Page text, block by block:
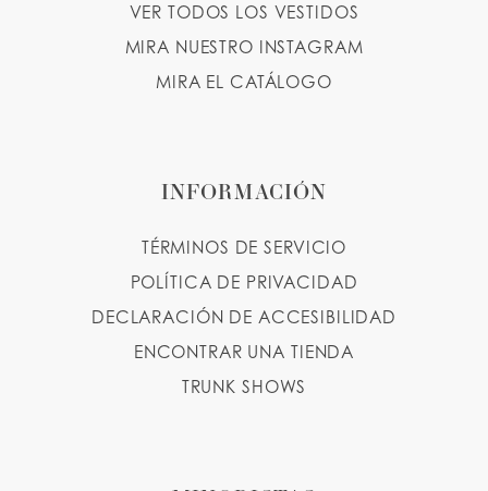
VER TODOS LOS VESTIDOS
MIRA NUESTRO INSTAGRAM
MIRA EL CATÁLOGO
INFORMACIÓN
TÉRMINOS DE SERVICIO
POLÍTICA DE PRIVACIDAD
DECLARACIÓN DE ACCESIBILIDAD
ENCONTRAR UNA TIENDA
TRUNK SHOWS